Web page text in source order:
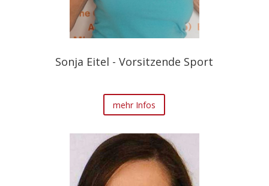
Sonja Eitel - Vorsitzende Sport
mehr Infos